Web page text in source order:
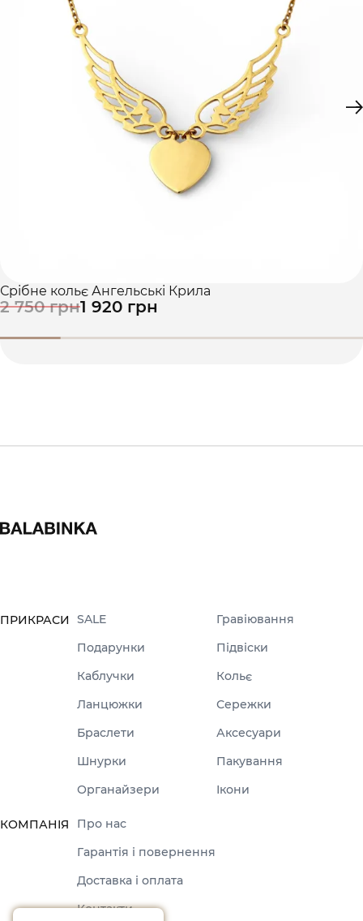
Срібне кольє Ангельські Крила
2 750 грн1 920 грн
ПРИКРАСИ SALE
Гравіювання
Подарунки
Підвіски
Каблучки
Кольє
Ланцюжки
Сережки
Браслети
Аксесуари
Шнурки
Пакування
Органайзери
Ікони
КОМПАНІЯ
Про нас
Гарантія і повернення
Доставка і оплата
Контакти